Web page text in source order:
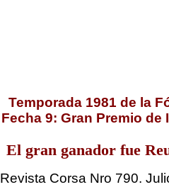
Temporada 1981 de la
Fecha 9: Gran Premio de
El gran ganador fue
Revista Corsa Nro 790.